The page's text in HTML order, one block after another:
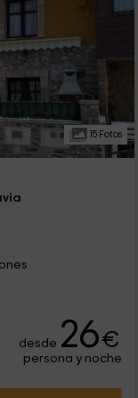
15 Fotos
desde 26€
persona y noche